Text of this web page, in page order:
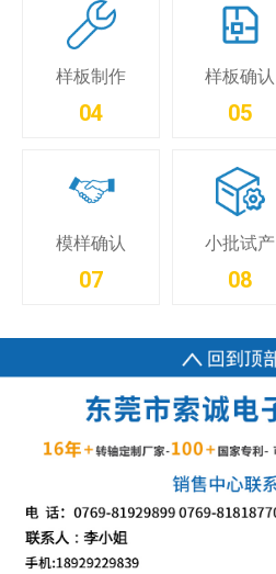
样板制作
04
样板确认
05
模样确认
07
小批试产
08